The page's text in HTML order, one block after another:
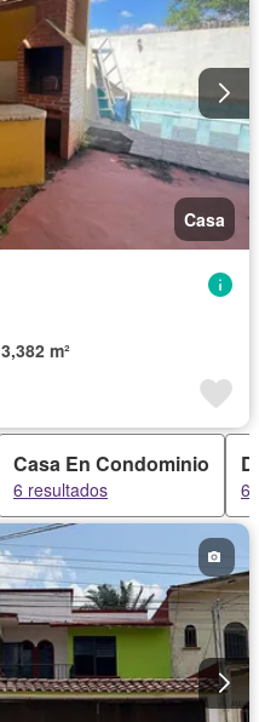
Casa
3,382 m²
Casa En Condominio
6 resultados 6